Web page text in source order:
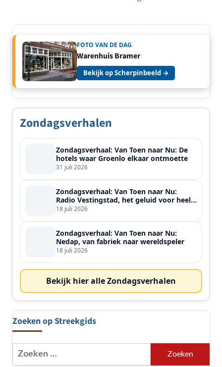
FOTO VAN DE DAG
Warenhuis Bramer
Bekijk op Scherpinbeeld →
Zondagsverhalen
Zondagsverhaal: Van Toen naar Nu: De
hotels waar Groenlo elkaar ontmoette
31 juli 2026
Zondagsverhaal: Van Toen naar Nu:
Radio Vestingstad, het geluid voor heel
de streek
18 juli 2026
Zondagsverhaal: Van Toen naar Nu:
Nedap, van fabriek naar wereldspeler
18 juli 2026
Bekijk hier alle Zondagsverhalen
Zoeken op Streekgids
Zoeken
naar: